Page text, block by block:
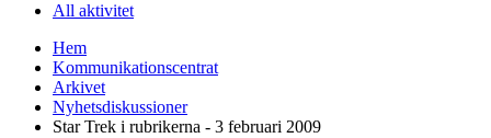
All aktivitet
Hem
Kommunikationscentrat
Arkivet
Nyhetsdiskussioner
Star Trek i rubrikerna - 3 februari 2009